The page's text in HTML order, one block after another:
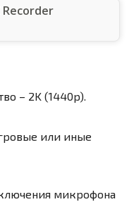
Recorder
– 2K (1440p).
или иные
микрофона